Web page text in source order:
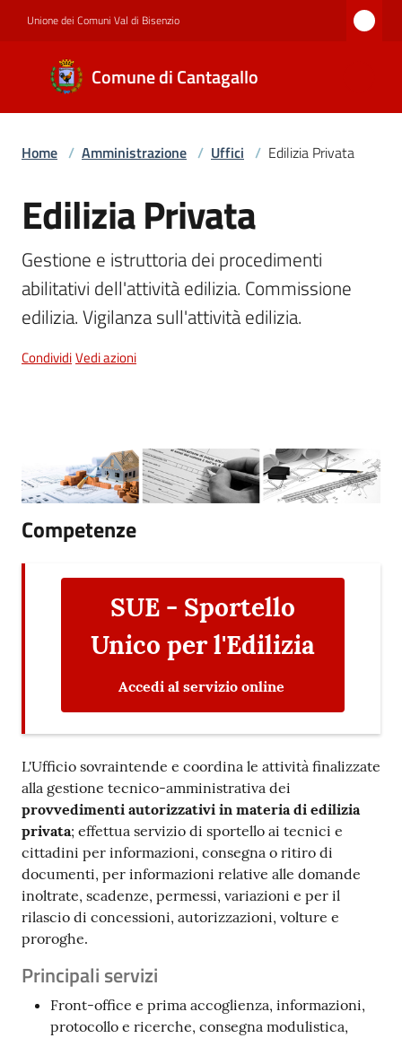
Unione dei Comuni Val di Bisenzio
Comune di Cantagallo
Comune di
Cantagallo
Amministrazione
Servizi
Argomenti
Home / Amministrazione / Uffici / Edilizia Privata
Salta al contenuto
Edilizia Privata
Gestione e istruttoria dei procedimenti
abilitativi dell'attività edilizia. Commissione
edilizia. Vigilanza sull'attività edilizia.
CondividiVedi azioni
Competenze
SUE - Sportello
Unico per l'Edilizia
Accedi al servizio online
L'Ufficio sovraintende e coordina le attività finalizzate
alla gestione tecnico-amministrativa dei
provvedimenti autorizzativi in materia di edilizia
privata; effettua servizio di sportello ai tecnici e
cittadini per informazioni, consegna o ritiro di
documenti, per informazioni relative alle domande
inoltrate, scadenze, permessi, variazioni e per il
rilascio di concessioni, autorizzazioni, volture e
proroghe.
Principali servizi
Front-office e prima accoglienza, informazioni,
protocollo e ricerche, consegna modulistica,